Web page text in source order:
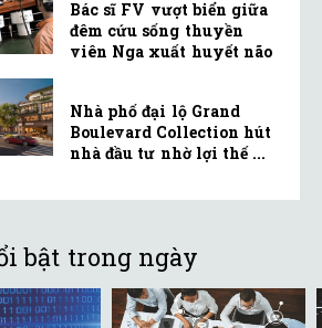
Bác sĩ FV vượt biển giữa
đêm cứu sống thuyền
viên Nga xuất huyết não
Nhà phố đại lộ Grand
Boulevard Collection hút
nhà đầu tư nhờ lợi thế ...
bật trong ngày